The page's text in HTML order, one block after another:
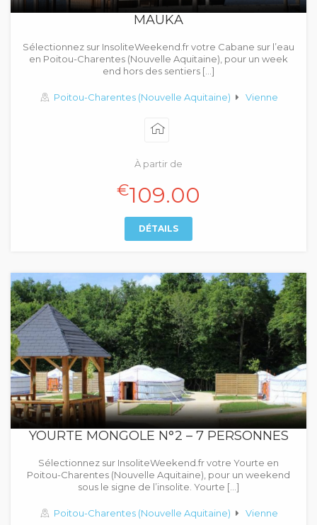
MAUKA
Sélectionnez sur InsoliteWeekend.fr votre Cabane sur l’eau
en Poitou-Charentes (Nouvelle Aquitaine), pour un week
end hors des sentiers […]
Poitou-Charentes (Nouvelle Aquitaine) Vienne
À partir de
€109.00
DÉTAILS
YOURTE MONGOLE N°2 – 7 PERSONNES
Sélectionnez sur InsoliteWeekend.fr votre Yourte en
Poitou-Charentes (Nouvelle Aquitaine), pour un weekend
sous le signe de l’insolite. Yourte […]
Poitou-Charentes (Nouvelle Aquitaine) Vienne